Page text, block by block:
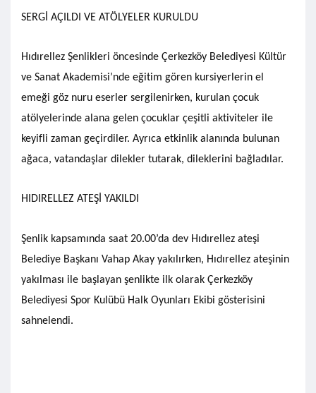
SERGİ AÇILDI VE ATÖLYELER KURULDU
Hıdırellez Şenlikleri öncesinde Çerkezköy Belediyesi Kültür
ve Sanat Akademisi’nde eğitim gören kursiyerlerin el
emeği göz nuru eserler sergilenirken, kurulan çocuk
atölyelerinde alana gelen çocuklar çeşitli aktiviteler ile
keyifli zaman geçirdiler. Ayrıca etkinlik alanında bulunan
ağaca, vatandaşlar dilekler tutarak, dileklerini bağladılar.
HIDIRELLEZ ATEŞİ YAKILDI
Şenlik kapsamında saat 20.00’da dev Hıdırellez ateşi
Belediye Başkanı Vahap Akay yakılırken, Hıdırellez ateşinin
yakılması ile başlayan şenlikte ilk olarak Çerkezköy
Belediyesi Spor Kulübü Halk Oyunları Ekibi gösterisini
sahnelendi.